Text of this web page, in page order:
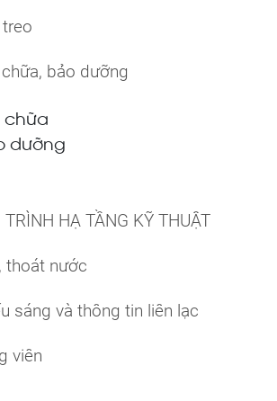
bảo dưỡng
chữa
dưỡng
TRÌNH HẠ TẦNG KỸ THUẬT
thoát nước
sáng và thông tin liên lạc
viên